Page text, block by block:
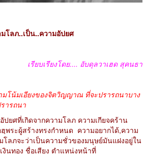
โลภ..เป็น..ความอัปยศ
เรียบเรียงโดย.... อับดุลวาเฮด สุคนธา
มโน้มเอียงของจิตวิญญาณ ที่จะปรารถนาบาง
ารถนา
ปยศที่เกิดจากความโลภ ความเกียจคร้าน
พระผู้สร้างทรงกำหนด ความอยากได้,ความ
โลภจะว่าเป็นความชั่วของมนุษย์มันแฝงอยู่ใน
นทอง ชื่อเสียง ตำแหน่งหน้าที่